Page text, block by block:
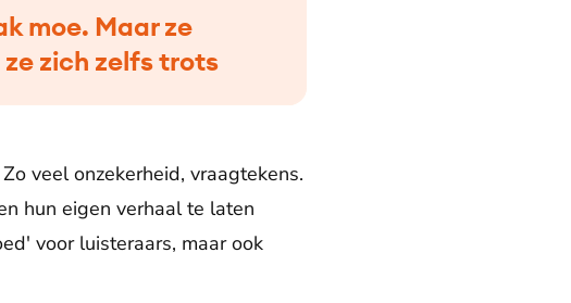
moe. Maar ze
zich zelfs trots
veel onzekerheid, vraagtekens.
hun eigen verhaal te laten
voor luisteraars, maar ook